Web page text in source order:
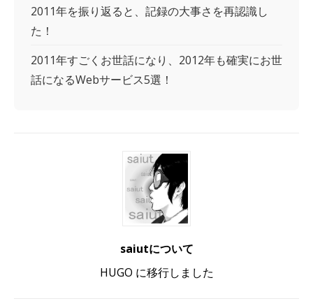
2011年を振り返ると、記録の大事さを再認識し
た！
2011年すごくお世話になり、2012年も確実にお世
話になるWebサービス5選！
saiutについて
HUGO に移行しました